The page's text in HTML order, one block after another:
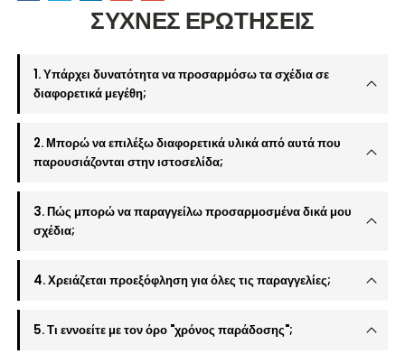
ΣΥΧΝΕΣ ΕΡΩΤΗΣΕΙΣ
1. Υπάρχει δυνατότητα να προσαρμόσω τα σχέδια σε
διαφορετικά μεγέθη;
2. Μπορώ να επιλέξω διαφορετικά υλικά από αυτά που
παρουσιάζονται στην ιστοσελίδα;
3. Πώς μπορώ να παραγγείλω προσαρμοσμένα δικά μου
σχέδια;
4. Χρειάζεται προεξόφληση για όλες τις παραγγελίες;
5. Τι εννοείτε με τον όρο "χρόνος παράδοσης";